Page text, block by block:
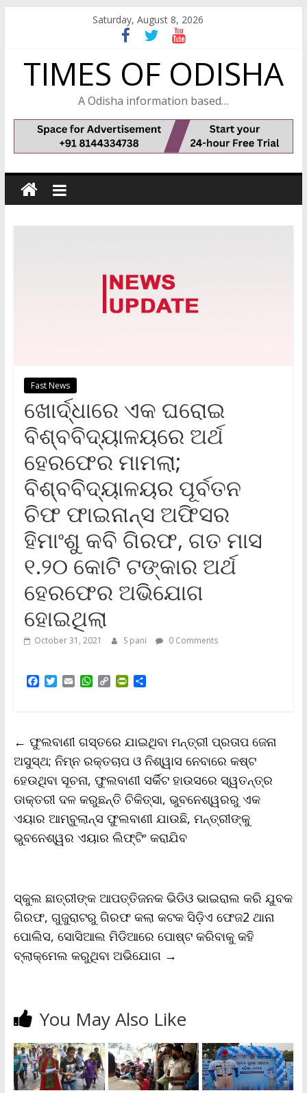
Saturday, August 8, 2026
TIMES OF ODISHA
A Odisha information based…
Fast News
ଖୋର୍ଦ୍ଧାରେ ଏକ ଘରୋଇ
ବିଶ୍ବବିଦ୍ୟାଳୟରେ ଅର୍ଥ
ହେରଫେର ମାମଲା;
ବିଶ୍ବବିଦ୍ୟାଳୟର ପୂର୍ବତନ
ଚିଫ ଫାଇନାନ୍ସ ଅଫିସର
ହିମାଂଶୁ କବି ଗିରଫ, ଗତ ମାସ
୧.୨୦ କୋଟି ଟଙ୍କାର ଅର୍ଥ
ହେରଫେର ଅଭିଯୋଗ
ହୋଇଥିଲା
October 31, 2021 S pani 0 Comments
F
o
o
k
T
e
r
E
W
A
p
p
C
i
n
k
P
F
r
i
e
n
d
l
S
← ଫୁଲବାଣୀ ଗସ୍ତରେ ଯାଇଥିବା ମନ୍ତ୍ରୀ ପ୍ରତାପ ଜେନା
ଅସୁସ୍ଥ; ନିମ୍ନ ରକ୍ତଚାପ ଓ ନିଶ୍ୱାସ ନେବାରେ କଷ୍ଟ
ହେଉଥିବା ସୂଚନା, ଫୁଲବାଣୀ ସର୍କିଟ ହାଉସରେ ସ୍ୱତନ୍ତ୍ର
ଡାକ୍ତରୀ ଦଳ କରୁଛନ୍ତି ଚିକିତ୍ସା, ଭୁବନେଶ୍ୱରରୁ ଏକ
ଏୟାର ଆମ୍ବୁଲାନ୍ସ ଫୁଲବାଣୀ ଯାଉଛି, ମନ୍ତ୍ରୀଙ୍କୁ
ଭୁବନେଶ୍ୱର ଏୟାର ଲିଫ୍ଟିଂ କରାଯିବ
ସ୍କୁଲ ଛାତ୍ରୀଙ୍କ ଆପତ୍ତିଜନକ ଭିଡିଓ ଭାଇରାଲ କରି ଯୁବକ
ଗିରଫ, ଗୁଜୁରାଟରୁ ଗିରଫ କଲା କଟକ ସିଡ଼ିଏ ଫେଜ2 ଥାନା
ପୋଲିସ, ସୋସିଆଲ ମିଡିଆରେ ପୋଷ୍ଟ କରିବାକୁ କହି
ବ୍ଲାକ୍‌ମେଲ କରୁଥିବା ଅଭିଯୋଗ →
You May Also Like